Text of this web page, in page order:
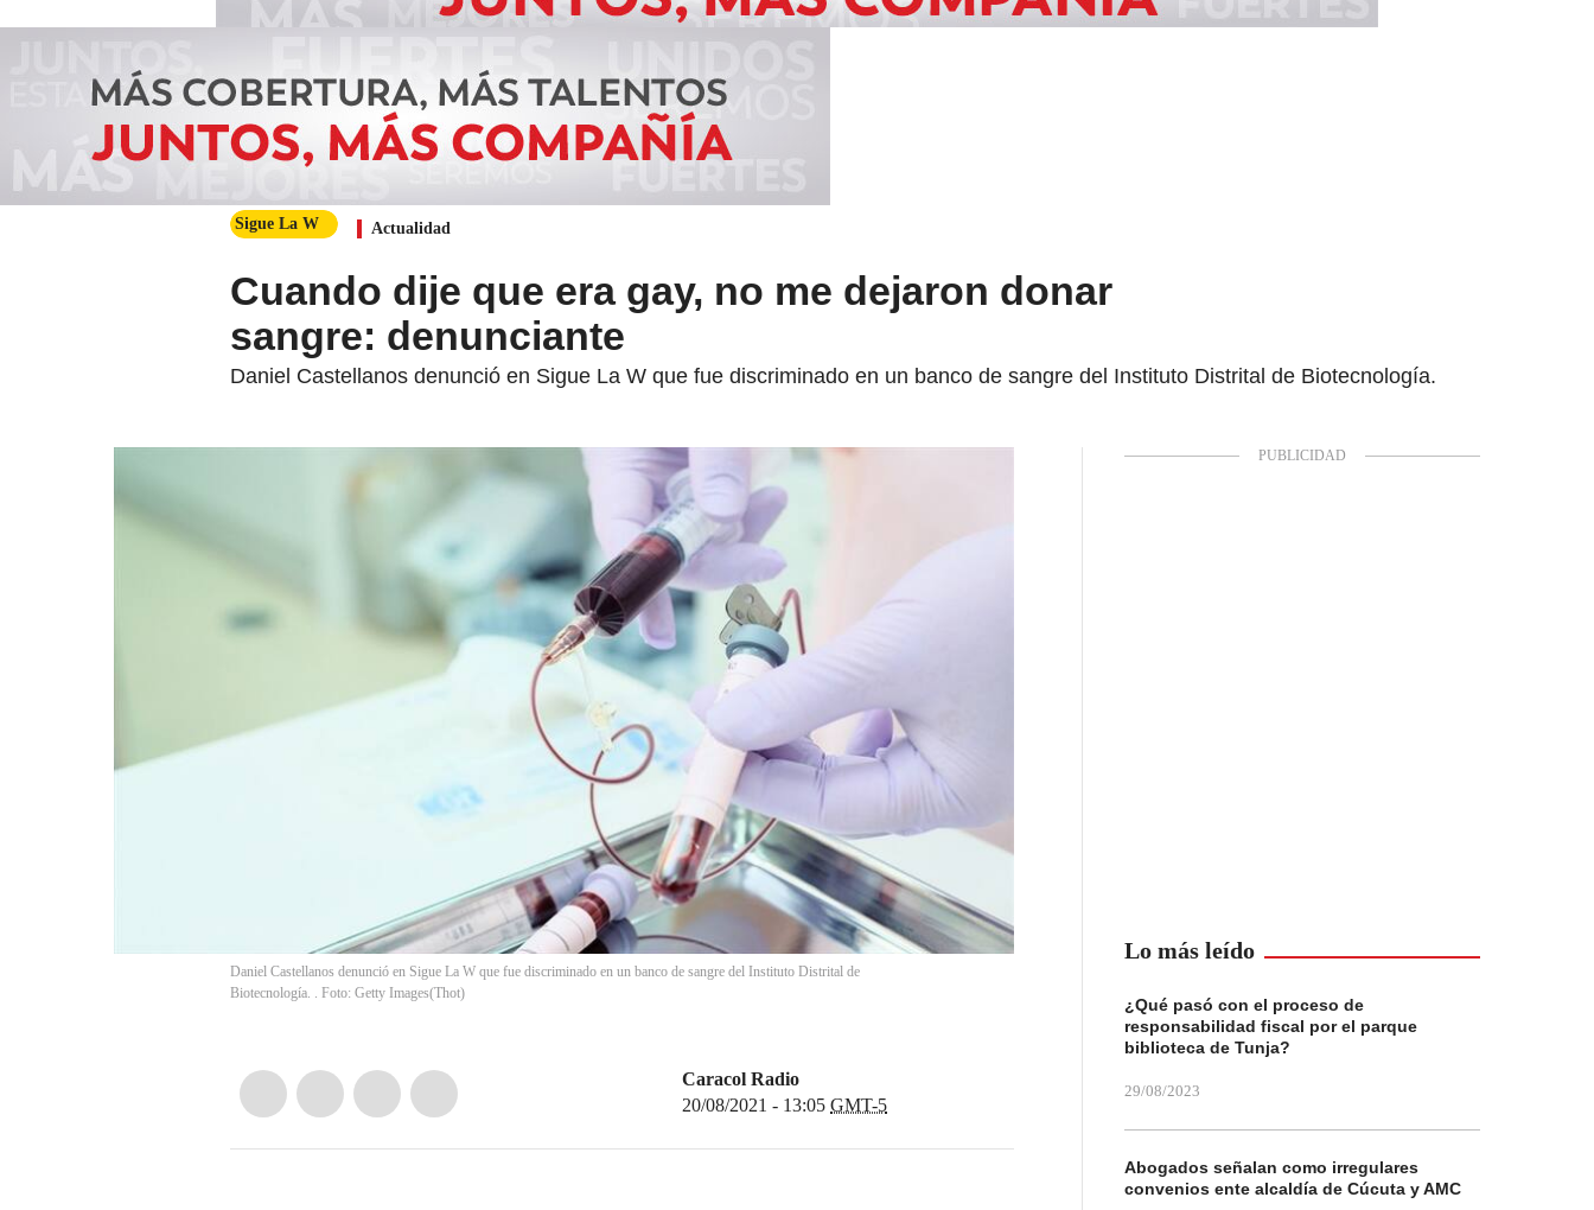
Sigue La W Actualidad
Cuando dije que era gay, no me dejaron donar
sangre: denunciante
Daniel Castellanos denunció en Sigue La W que fue discriminado en un banco de sangre del Instituto Distrital de Biotecnología.
Daniel Castellanos denunció en Sigue La W que fue discriminado en un banco de sangre del Instituto Distrital de
Biotecnología. . Foto: Getty Images(Thot)
Caracol Radio
20/08/2021 - 13:05 GMT-5
Lo más leído
¿Qué pasó con el proceso de
responsabilidad fiscal por el parque
biblioteca de Tunja?
29/08/2023
Abogados señalan como irregulares
convenios ente alcaldía de Cúcuta y AMC